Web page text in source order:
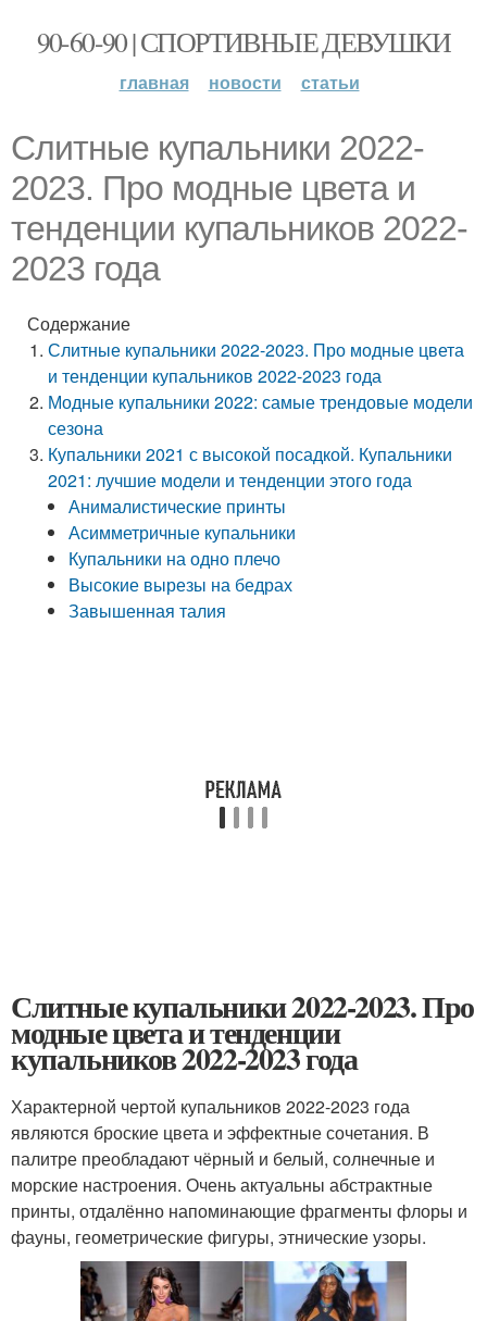
90-60-90 | СПОРТИВНЫЕ ДЕВУШКИ
главная новости статьи
Слитные купальники 2022-
2023. Про модные цвета и
тенденции купальников 2022-
2023 года
Содержание
Слитные купальники 2022-2023. Про модные цвета
и тенденции купальников 2022-2023 года
Модные купальники 2022: самые трендовые модели
сезона
Купальники 2021 с высокой посадкой. Купальники
2021: лучшие модели и тенденции этого года
Анималистические принты
Асимметричные купальники
Купальники на одно плечо
Высокие вырезы на бедрах
Завышенная талия
Слитные купальники 2022-2023. Про
модные цвета и тенденции
купальников 2022-2023 года
Характерной чертой купальников 2022-2023 года
являются броские цвета и эффектные сочетания. В
палитре преобладают чёрный и белый, солнечные и
морские настроения. Очень актуальны абстрактные
принты, отдалённо напоминающие фрагменты флоры и
фауны, геометрические фигуры, этнические узоры.